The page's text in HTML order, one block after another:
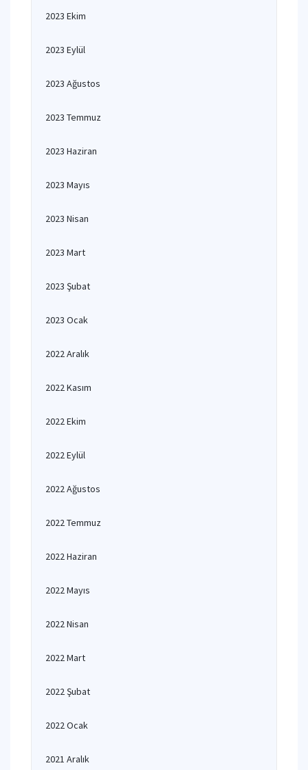
2023 Ekim
2023 Eylül
2023 Ağustos
2023 Temmuz
2023 Haziran
2023 Mayıs
2023 Nisan
2023 Mart
2023 Şubat
2023 Ocak
2022 Aralık
2022 Kasım
2022 Ekim
2022 Eylül
2022 Ağustos
2022 Temmuz
2022 Haziran
2022 Mayıs
2022 Nisan
2022 Mart
2022 Şubat
2022 Ocak
2021 Aralık